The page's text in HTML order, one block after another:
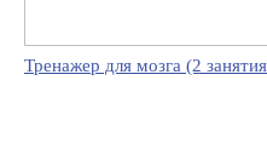
Тренажер для мозга (2